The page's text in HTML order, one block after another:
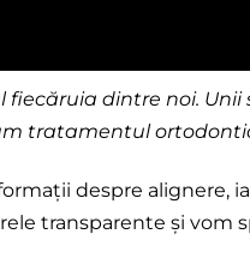
fiecăruia dintre noi.
tratamentul
despre alignere,
transparente și vom